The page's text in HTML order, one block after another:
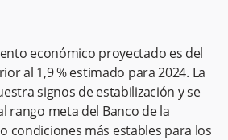
económico proyectado es del
al 1,9 % estimado para 2024. La
signos de estabilización y se
rango meta del Banco de la
condiciones más estables para los